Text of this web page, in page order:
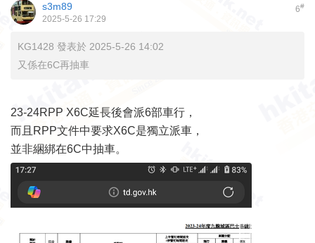
6#
s3m89
2025-5-26 17:29
KG1428 發表於 2025-5-26 14:02
又係在6C再抽車
23-24RPP X6C延長後會派6部車行，
而且RPP文件中要求X6C是獨立派車，
並非綑綁在6C中抽車。